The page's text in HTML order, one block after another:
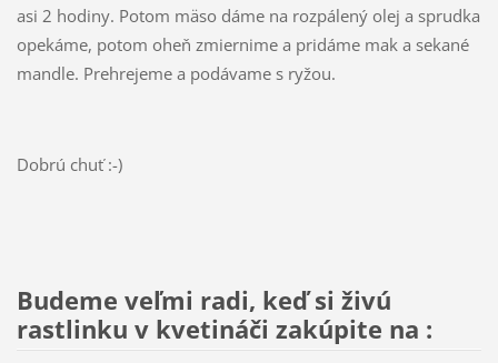
asi 2 hodiny. Potom mäso dáme na rozpálený olej a sprudka
opekáme, potom oheň zmiernime a pridáme mak a sekané
mandle. Prehrejeme a podávame s ryžou.
Dobrú chuť :-)
Budeme veľmi radi, keď si živú
rastlinku v kvetináči zakúpite na :